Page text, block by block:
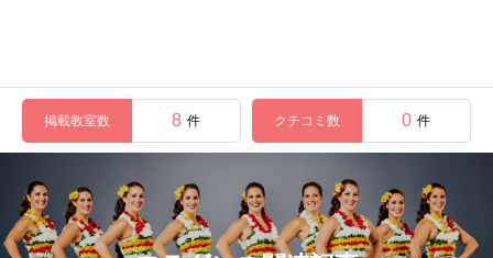
掲載教室数 8 件 クチコミ数 0 件